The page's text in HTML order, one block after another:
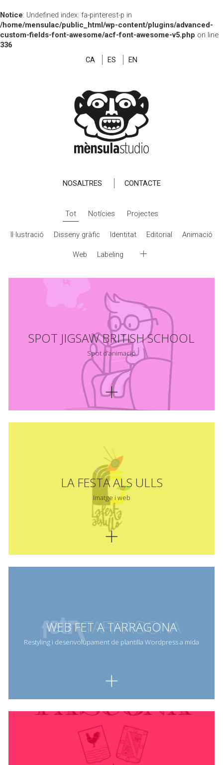
Notice: Undefined index: fa-pinterest-p in
/home/mensulac/public_html/wp-content/plugins/advanced-
custom-fields-font-awesome/acf-font-awesome-v5.php on line
336
CA
ES EN
NOSALTRES CONTACTE
Tot Notícies Projectes
Il·lustració Disseny gràfic Identitat Editorial Animació
Web Labeling
SPOT JIGSAW BRITISH SCHOOL
Spot d'animació
LA FESTA ALS ULLS
Imatge i web
WEB FET A TARRAGONA
Restyling i desenvolupament de plantilla Wordpress a mida